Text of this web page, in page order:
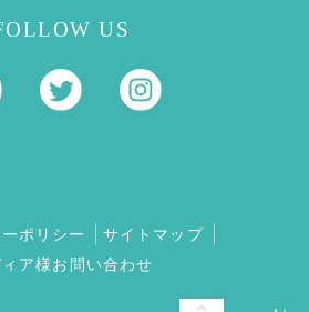
US
ポリシー
サイトマップ
ィア様お問い合わせ